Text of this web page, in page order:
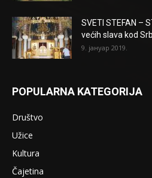
SVETI STEFAN –
većih slava kod
9. јануар 2019.
POPULARNA KATEGORIJA
Društvo
Užice
Kultura
Čajetina